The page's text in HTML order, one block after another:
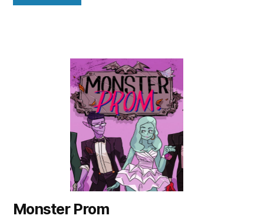
Monster Prom